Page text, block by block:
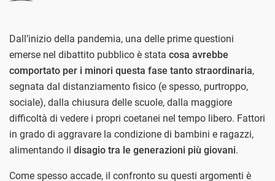
Dall’inizio della pandemia, una delle prime questioni
emerse nel dibattito pubblico è stata cosa avrebbe
comportato per i minori questa fase tanto straordinaria,
segnata dal distanziamento fisico (e spesso, purtroppo,
sociale), dalla chiusura delle scuole, dalla maggiore
difficoltà di vedere i propri coetanei nel tempo libero. Fattori
in grado di aggravare la condizione di bambini e ragazzi,
alimentando il disagio tra le generazioni più giovani.
Come spesso accade, il confronto su questi argomenti è